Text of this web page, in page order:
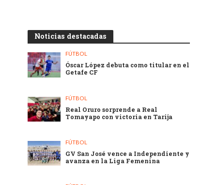
Noticias destacadas
FÚTBOL
Óscar López debuta como titular en el
Getafe CF
FÚTBOL
Real Oruro sorprende a Real
Tomayapo con victoria en Tarija
FÚTBOL
GV San José vence a Independiente y
avanza en la Liga Femenina